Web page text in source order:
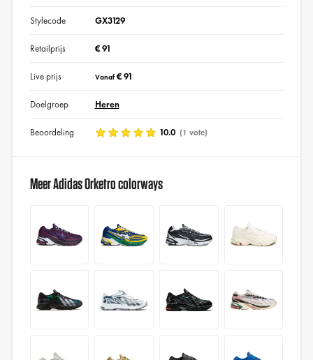
Stylecode GX3129
Retailprijs € 91
Live prijs Vanaf€ 91
Doelgroep Heren
Beoordeling 10.0 (1 vote)
Meer Adidas Orketro colorways